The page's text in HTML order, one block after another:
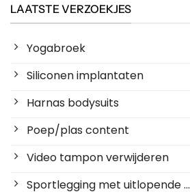
LAATSTE VERZOEKJES
Yogabroek
Siliconen implantaten
Harnas bodysuits
Poep/plas content
Video tampon verwijderen
Sportlegging met uitlopende ...